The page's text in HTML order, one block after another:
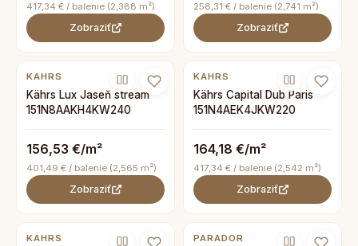
417,34 € / balenie (2,388 m²)
Zobraziť
258,31 € / balenie (2,741 m²)
Zobraziť
KAHRS
Kährs Lux Jaseň stream
151N8AAKH4KW240
156,53 €/m²
401,49 € / balenie (2,565 m²)
Zobraziť
KAHRS
Kährs Capital Dub Paris
151N4AEK4JKW220
164,18 €/m²
417,34 € / balenie (2,542 m²)
Zobraziť
KAHRS PARADOR